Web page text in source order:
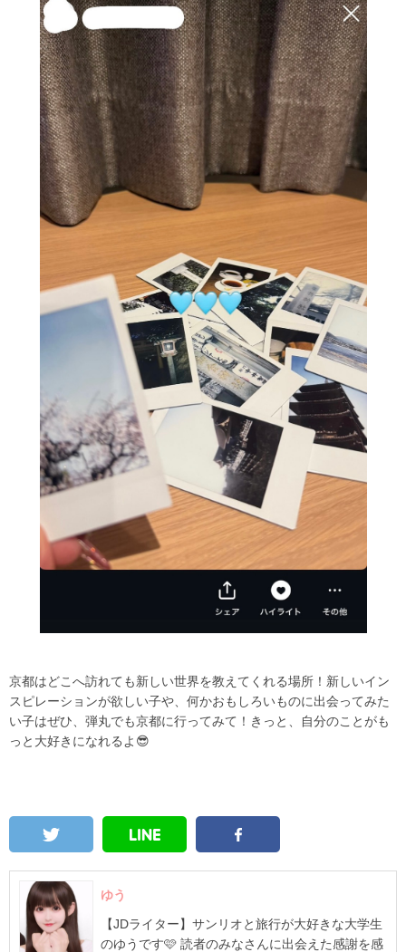
京都はどこへ訪れても新しい世界を教えてくれる場所！新しいイン
スピレーションが欲しい子や、何かおもしろいものに出会ってみた
い子はぜひ、弾丸でも京都に行ってみて！きっと、自分のことがも
っと大好きになれるよ😎
ゆう
【JDライター】サンリオと旅行が大好きな大学生
のゆうです🩷 読者のみなさんに出会えた感謝を感